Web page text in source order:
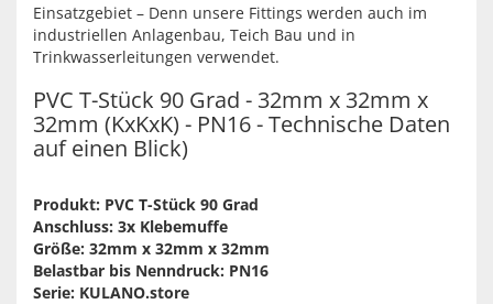
Einsatzgebiet – Denn unsere Fittings werden auch im
industriellen Anlagenbau, Teich Bau und in
Trinkwasserleitungen verwendet.
PVC T-Stück 90 Grad - 32mm x 32mm x
32mm (KxKxK) - PN16 - Technische Daten
auf einen Blick)
Produkt: PVC T-Stück 90 Grad
Anschluss: 3x Klebemuffe
Größe: 32mm x 32mm x 32mm
Belastbar bis Nenndruck: PN16
Serie: KULANO.store